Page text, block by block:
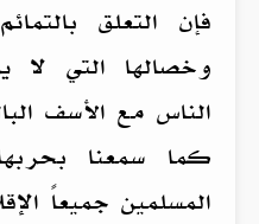
فإن التعلق
وخصالها التي لا
الناس مع الأسف
كما سمعنا
المسلمين جميعاً